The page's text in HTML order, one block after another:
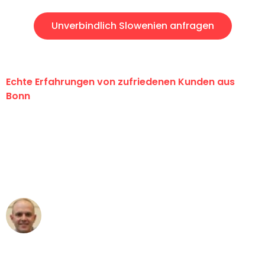
Unverbindlich Slowenien anfragen
Echte Erfahrungen von zufriedenen Kunden aus
Bonn